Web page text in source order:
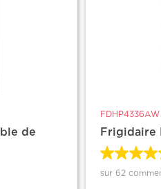
de
FDHP4336AW
Frigidaire
sur 62